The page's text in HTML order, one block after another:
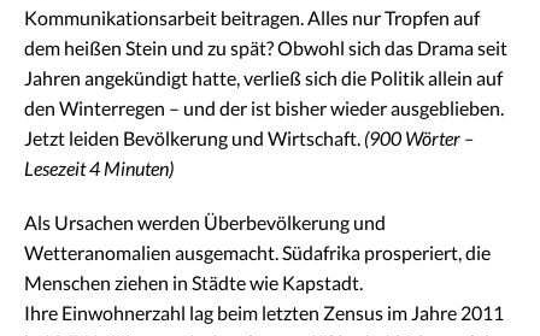
Kommunikationsarbeit beitragen. Alles nur Tropfen auf
dem heißen Stein und zu spät? Obwohl sich das Drama seit
Jahren angekündigt hatte, verließ sich die Politik allein auf
den Winterregen – und der ist bisher wieder ausgeblieben.
Jetzt leiden Bevölkerung und Wirtschaft. (900 Wörter –
Lesezeit 4 Minuten)
Als Ursachen werden Überbevölkerung und
Wetteranomalien ausgemacht. Südafrika prosperiert, die
Menschen ziehen in Städte wie Kapstadt.
Ihre Einwohnerzahl lag beim letzten Zensus im Jahre 2011